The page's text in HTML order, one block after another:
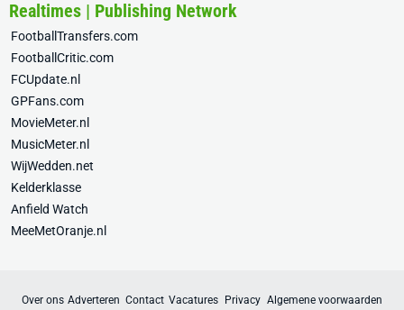
Realtimes | Publishing Network
FootballTransfers.com
FootballCritic.com
FCUpdate.nl
GPFans.com
MovieMeter.nl
MusicMeter.nl
WijWedden.net
Kelderklasse
Anfield Watch
MeeMetOranje.nl
Over ons Adverteren Contact Vacatures Privacy Algemene voorwaarden